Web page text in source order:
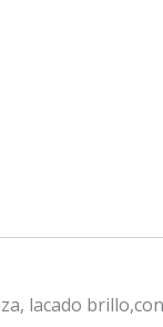
lacado